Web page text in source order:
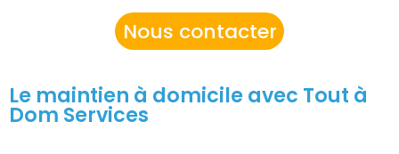
Nous contacter
Le maintien à domicile avec Tout à
Dom Services